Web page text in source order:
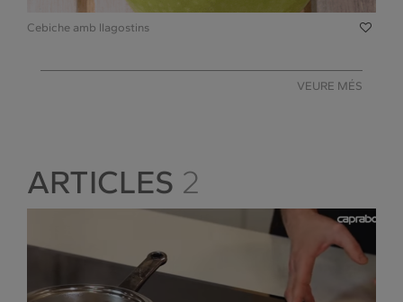
Cebiche amb llagostins
VEURE MÉS
ARTICLES 2